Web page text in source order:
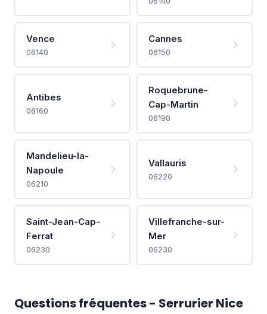
Vence
06140
Cannes
06150
Antibes
06160
Roquebrune-
Cap-Martin
06190
Mandelieu-la-
Napoule
06210
Vallauris
06220
Saint-Jean-Cap-
Ferrat
06230
Villefranche-sur-
Mer
06230
Questions fréquentes - Serrurier Nice